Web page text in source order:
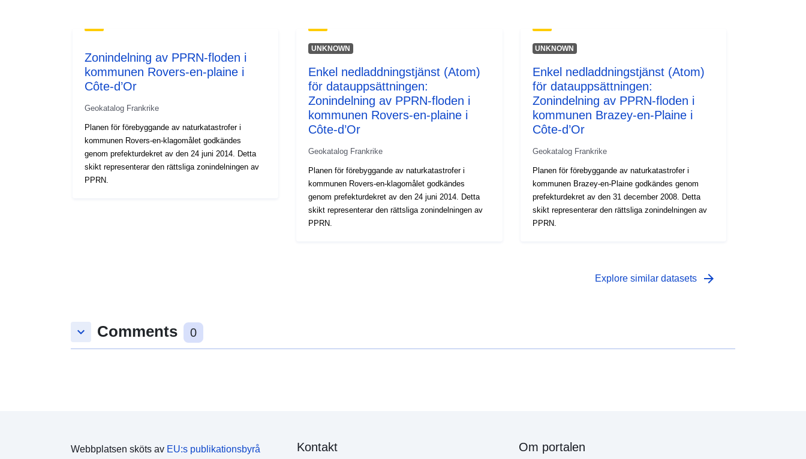
Zonindelning av PPRN-floden i
kommunen Rovers-en-plaine i
Côte-d’Or
Geokatalog Frankrike
Planen för förebyggande av naturkatastrofer i
kommunen Rovers-en-klagomålet godkändes
genom prefekturdekret av den 24 juni 2014. Detta
skikt representerar den rättsliga zonindelningen av
PPRN.
UNKNOWN
Enkel nedladdningstjänst (Atom)
för datauppsättningen:
Zonindelning av PPRN-floden i
kommunen Rovers-en-plaine i
Côte-d’Or
Geokatalog Frankrike
Planen för förebyggande av naturkatastrofer i
kommunen Rovers-en-klagomålet godkändes
genom prefekturdekret av den 24 juni 2014. Detta
skikt representerar den rättsliga zonindelningen av
PPRN.
UNKNOWN
Enkel nedladdningstjänst (Atom)
för datauppsättningen:
Zonindelning av PPRN-floden i
kommunen Brazey-en-Plaine i
Côte-d’Or
Geokatalog Frankrike
Planen för förebyggande av naturkatastrofer i
kommunen Brazey-en-Plaine godkändes genom
prefekturdekret av den 31 december 2008. Detta
skikt representerar den rättsliga zonindelningen av
PPRN.
Explore similar datasets arrow_forward
keyboard_arrow_down Comments 0
Webbplatsen sköts av EU:s publikationsbyrå Kontakt Om portalen